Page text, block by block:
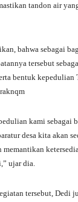
tandon air
bahwa sebagai
tersebut
bentuk kepedulian
kami sebagai
desa kita akan
memantikan
ujar dia.
tersebut, Dedi